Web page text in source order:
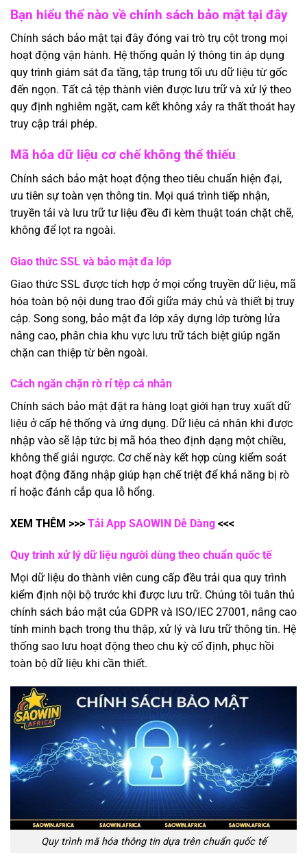
Bạn hiểu thế nào về chính sách bảo mật tại đây
Chính sách bảo mật tại đây đóng vai trò trụ cột trong mọi
hoạt động vận hành. Hệ thống quản lý thông tin áp dụng
quy trình giám sát đa tầng, tập trung tối ưu dữ liệu từ gốc
đến ngọn. Tất cả tệp thành viên được lưu trữ và xử lý theo
quy định nghiêm ngặt, cam kết không xảy ra thất thoát hay
truy cập trái phép.
Mã hóa dữ liệu cơ chế không thể thiếu
Chính sách bảo mật hoạt động theo tiêu chuẩn hiện đại,
ưu tiên sự toàn vẹn thông tin. Mọi quá trình tiếp nhận,
truyền tải và lưu trữ tư liệu đều đi kèm thuật toán chặt chẽ,
không để lọt ra ngoài.
Giao thức SSL và bảo mật đa lớp
Giao thức SSL được tích hợp ở mọi cổng truyền dữ liệu, mã
hóa toàn bộ nội dung trao đổi giữa máy chủ và thiết bị truy
cập. Song song, bảo mật đa lớp xây dựng lớp tường lửa
nâng cao, phân chia khu vực lưu trữ tách biệt giúp ngăn
chặn can thiệp từ bên ngoài.
Cách ngăn chặn rò rỉ tệp cá nhân
Chính sách bảo mật đặt ra hàng loạt giới hạn truy xuất dữ
liệu ở cấp hệ thống và ứng dụng. Dữ liệu cá nhân khi được
nhập vào sẽ lập tức bị mã hóa theo định dạng một chiều,
không thể giải ngược. Cơ chế này kết hợp cùng kiểm soát
hoạt động đăng nhập giúp hạn chế triệt để khả năng bị rò
rỉ hoặc đánh cắp qua lỗ hổng.
XEM THÊM >>> Tải App SAOWIN Dễ Dàng <<<
Quy trình xử lý dữ liệu người dùng theo chuẩn quốc tế
Mọi dữ liệu do thành viên cung cấp đều trải qua quy trình
kiểm định nội bộ trước khi được lưu trữ. Chúng tôi tuân thủ
chính sách bảo mật của GDPR và ISO/IEC 27001, nâng cao
tính minh bạch trong thu thập, xử lý và lưu trữ thông tin. Hệ
thống sao lưu hoạt động theo chu kỳ cố định, phục hồi
toàn bộ dữ liệu khi cần thiết.
Quy trình mã hóa thông tin dựa trên chuẩn quốc tế